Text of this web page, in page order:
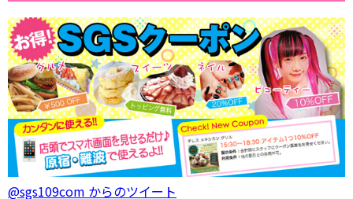
@sgs109com からのツイート